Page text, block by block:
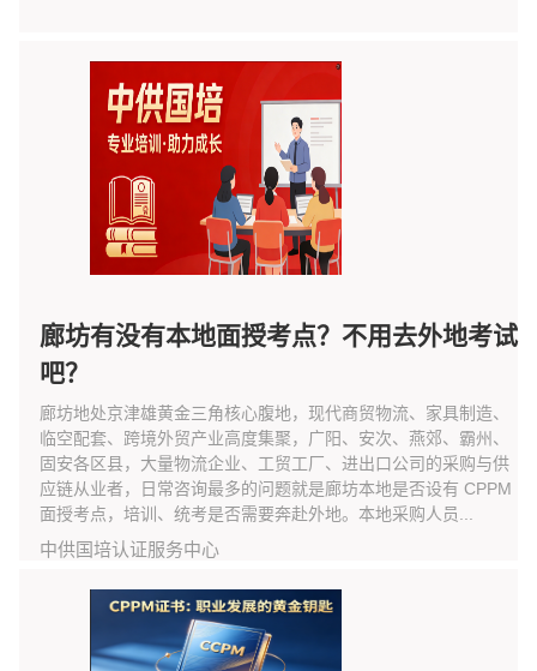
廊坊有没有本地面授考点？不用去外地考试
吧？
廊坊地处京津雄黄金三角核心腹地，现代商贸物流、家具制造、
临空配套、跨境外贸产业高度集聚，广阳、安次、燕郊、霸州、
固安各区县，大量物流企业、工贸工厂、进出口公司的采购与供
应链从业者，日常咨询最多的问题就是廊坊本地是否设有 CPPM
面授考点，培训、统考是否需要奔赴外地。本地采购人员...
中供国培认证服务中心